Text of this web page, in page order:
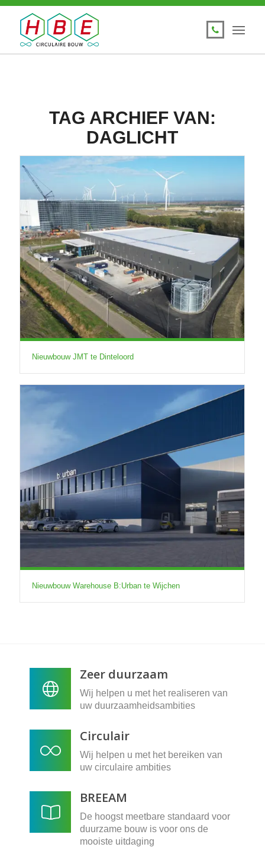
TAG ARCHIEF VAN:
DAGLICHT
Nieuwbouw JMT te Dinteloord
Nieuwbouw Warehouse B:Urban te Wijchen
Zeer duurzaam
Wij helpen u met het realiseren van
uw duurzaamheidsambities
Circulair
Wij helpen u met het bereiken van
uw circulaire ambities
BREEAM
De hoogst meetbare standaard voor
duurzame bouw is voor ons de
mooiste uitdaging